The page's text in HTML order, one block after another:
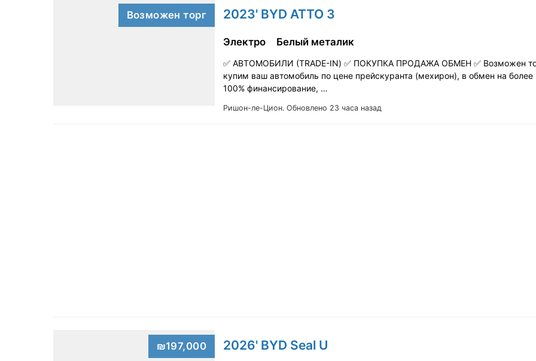
Возможен торг 2023' BYD ATTO 3
Ришон-ле-Цион. Обновлено 23 часа назад
Электро Белый металик
✅ АВТОМОБИЛИ (TRADЕ-IN) ✅ ПОКУПКА ПРОДАЖА ОБМЕН ✅ Возможен
купим ваш автомобиль по цене прейскуранта (мехирон), в обмен на более
100% финансирование, …
₪197,000 2026' BYD Seal U